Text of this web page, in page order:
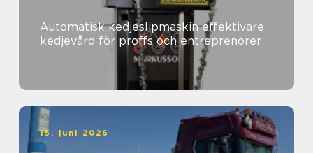
Automatisk kedjeslipmaskin effektivare
kedjevård för proffs och entreprenörer
15. juni 2026